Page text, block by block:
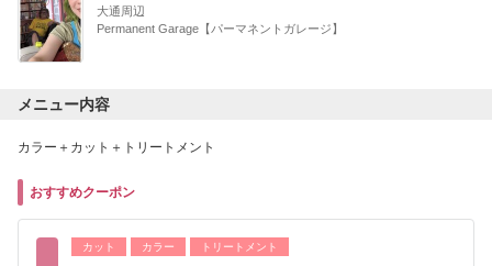
大通周辺
Permanent Garage【パーマネントガレージ】
メニュー内容
カラー＋カット＋トリートメント
おすすめクーポン
カット カラー トリートメント